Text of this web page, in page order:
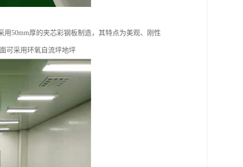
50mm厚的夹芯彩钢板制造，其特点为美观、刚性
可采用环氧自流坪地坪